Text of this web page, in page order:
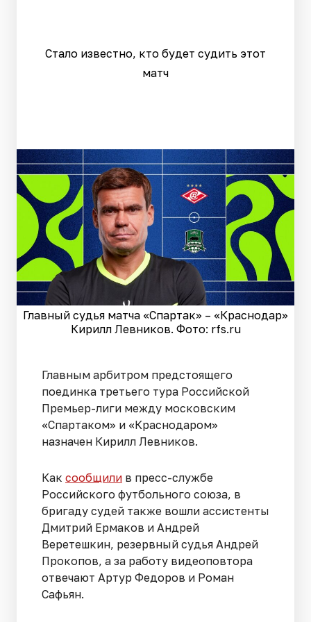
Стало известно, кто будет судить этот
матч
Главный судья матча «Спартак» – «Краснодар»
Кирилл Левников. Фото: rfs.ru
Главным арбитром предстоящего
поединка третьего тура Российской
Премьер-лиги между московским
«Спартаком» и «Краснодаром»
назначен Кирилл Левников.
Как сообщили в пресс-службе
Российского футбольного союза, в
бригаду судей также вошли ассистенты
Дмитрий Ермаков и Андрей
Веретешкин, резервный судья Андрей
Прокопов, а за работу видеоповтора
отвечают Артур Федоров и Роман
Сафьян.